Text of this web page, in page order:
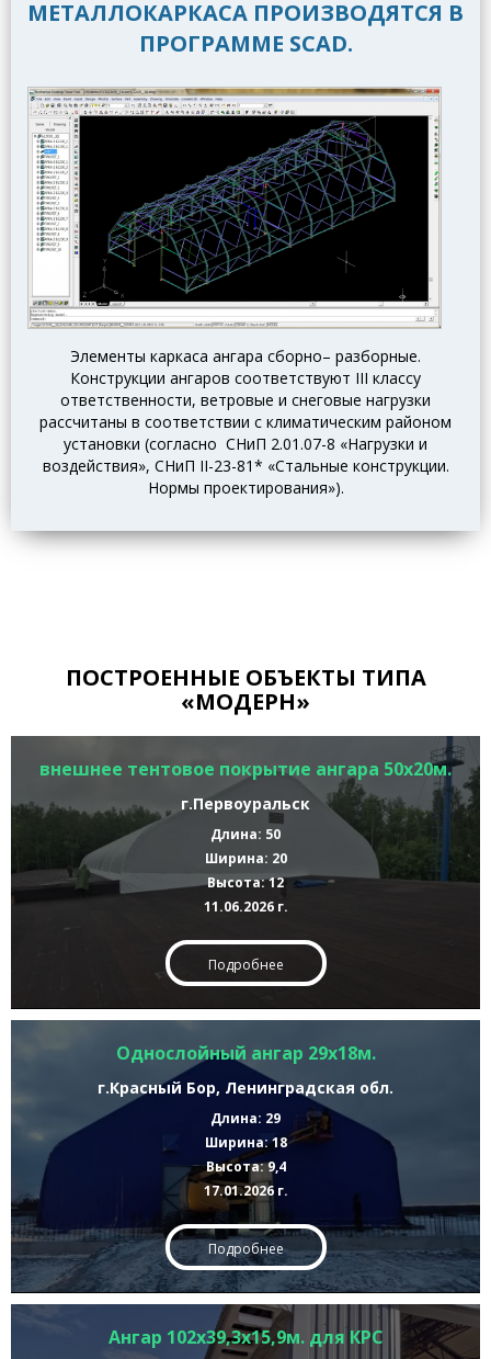
МЕТАЛЛОКАРКАСА ПРОИЗВОДЯТСЯ В
ПРОГРАММЕ SCAD.
Элементы каркаса ангара сборно– разборные.
Конструкции ангаров соответствуют III классу
ответственности, ветровые и снеговые нагрузки
рассчитаны в соответствии с климатическим районом
установки (согласно СНиП 2.01.07-8 «Нагрузки и
воздействия», СНиП II-23-81* «Стальные конструкции.
Нормы проектирования»).
ПОСТРОЕННЫЕ ОБЪЕКТЫ ТИПА
«МОДЕРН»
внешнее тентовое покрытие ангара 50х20м.
г.Первоуральск
Длина: 50
Ширина: 20
Высота: 12
11.06.2026 г.
Подробнее
Однослойный ангар 29х18м.
г.Красный Бор, Ленинградская обл.
Длина: 29
Ширина: 18
Высота: 9,4
17.01.2026 г.
Подробнее
Ангар 102х39,3х15,9м. для КРС